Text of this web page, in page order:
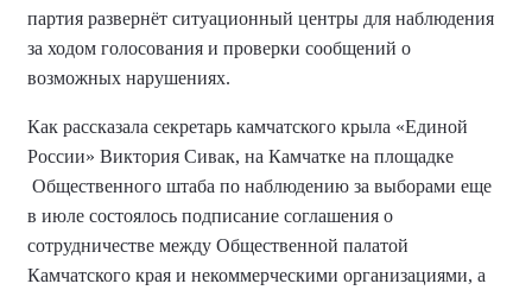
партия развернёт ситуационный центры для наблюдения
за ходом голосования и проверки сообщений о
возможных нарушениях.
Как рассказала секретарь камчатского крыла «Единой
России» Виктория Сивак, на Камчатке на площадке
Общественного штаба по наблюдению за выборами еще
в июле состоялось подписание соглашения о
сотрудничестве между Общественной палатой
Камчатского края и некоммерческими организациями, а